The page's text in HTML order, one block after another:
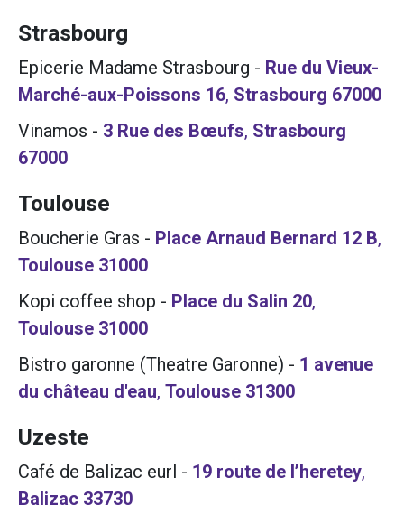
Strasbourg
Epicerie Madame Strasbourg - Rue du Vieux-
Marché-aux-Poissons 16, Strasbourg 67000
Vinamos - 3 Rue des Bœufs, Strasbourg
67000
Toulouse
Boucherie Gras - Place Arnaud Bernard 12 B,
Toulouse 31000
Kopi coffee shop - Place du Salin 20,
Toulouse 31000
Bistro garonne (Theatre Garonne) - 1 avenue
du château d'eau, Toulouse 31300
Uzeste
Café de Balizac eurl - 19 route de l’heretey,
Balizac 33730